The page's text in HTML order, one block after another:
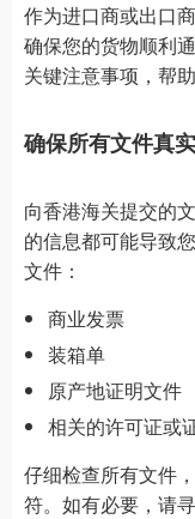
作为进口商或出口
确保您的货物顺利
关键注意事项，帮
确保所有文件真
向香港海关提交的
的信息都可能导致
文件：
商业发票
装箱单
原产地证明文件
相关的许可证或
仔细检查所有文件
符。如有必要，请